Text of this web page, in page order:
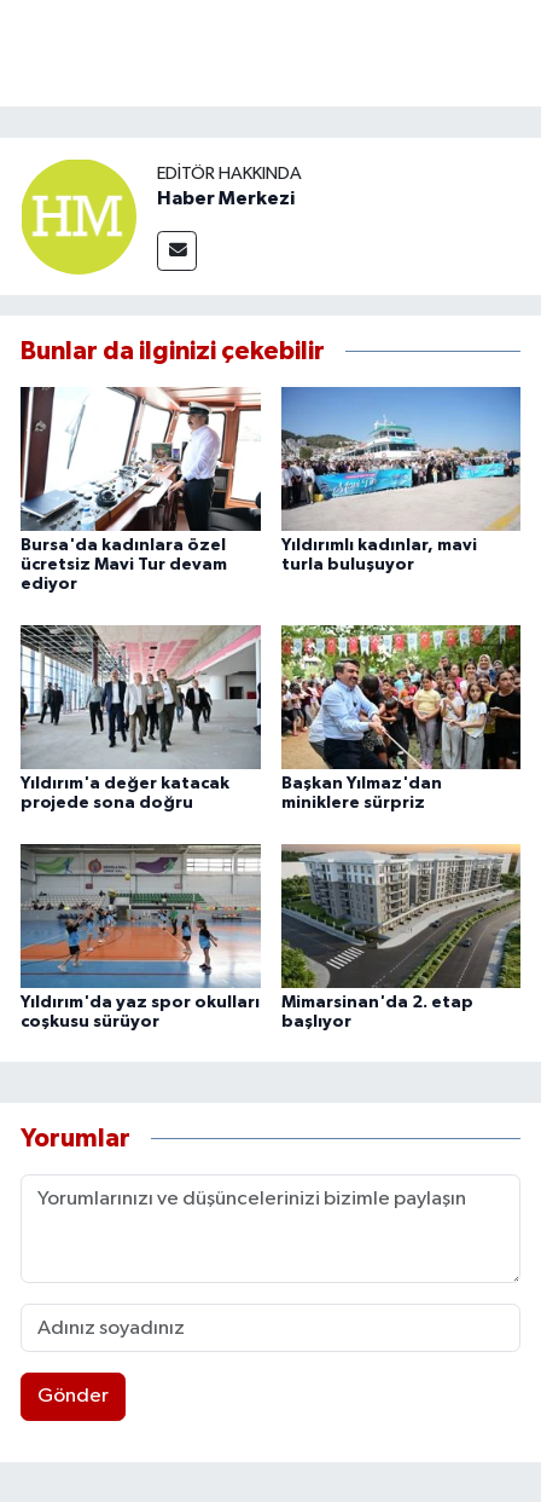
EDITÖR HAKKINDA
Haber Merkezi
Bunlar da ilginizi çekebilir
Bursa'da kadınlara özel
ücretsiz Mavi Tur devam
ediyor
Yıldırımlı kadınlar, mavi
turla buluşuyor
Yıldırım'a değer katacak
projede sona doğru
Başkan Yılmaz'dan
miniklere sürpriz
Yıldırım'da yaz spor okulları
coşkusu sürüyor
Mimarsinan'da 2. etap
başlıyor
Yorumlar
Gönder